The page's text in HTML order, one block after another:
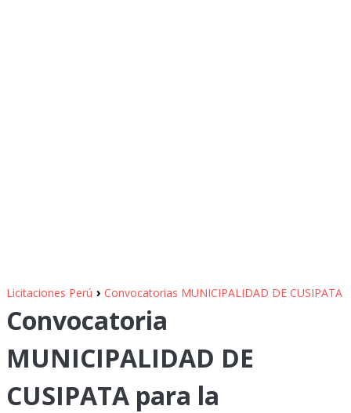
Licitaciones Perú › Convocatorias MUNICIPALIDAD DE CUSIPATA
Convocatoria
MUNICIPALIDAD DE
CUSIPATA para la